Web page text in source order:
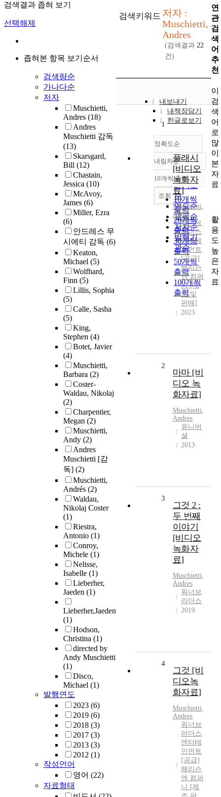
검색결과 좁혀 보기
선택해제
좁혀본 항목 보기순서
검색량순
가나다순
저자
Muschietti,
Andres (18)
Andres
Muschietti 감독
(13)
Skarsgard,
Bill (12)
Chastain,
Jessica (10)
McAvoy,
James (6)
Miller, Ezra
(6)
안드레스 무
시에티 감독 (6)
Keaton,
Michael (5)
Wolfhard,
Finn (5)
Lillis, Sophia
(5)
Calle, Sasha
(5)
King,
Stephen (4)
Botet, Javier
(4)
Muschietti,
Barbara (2)
Coster-
Waldau, Nikolaj
(2)
Charpentier,
Megan (2)
Muschietti,
Andy (2)
Andres
Muschietti [감
독] (2)
Muschietti,
Andrés (2)
Waldau,
Nikolaj Coster
(1)
Riestra,
Antonio (1)
Conroy,
Michele (1)
Nelisse,
Isabelle (1)
Lieberher,
Jaeden (1)
Lieberher,Jaeden
(1)
Hodson,
Christina (1)
directed by
Andy Muschietti
(1)
Disco,
Michael (1)
발행연도
2023 (6)
2019 (6)
2018 (3)
2017 (3)
2013 (3)
2012 (1)
작성언어
영어 (22)
자료형태
검색키워드 저자 :
Muschietti,
Andres
(검색결과 22
건)
내보내기
내책장담기
한글로보기
정확도순
정확도
순
인기도
순
연도순
제목순
저자순
발행기
관순
내림차순
내림차순
10개씩 출력
10개씩
출력
20개씩
출력
30개씩
출력
50개씩
출력
100개씩
출력
조회
1
플래시
[비디오
녹화자
료]
Muschietti,
Andy
워너브
러더스
엔터테
인먼트
[공급]
해리슨
앤 컴퍼
니 [제
조 및
판매]
2023
2
마마 [비
디오 녹
화자료]
Muschietti,
Andres
유니버
셜
2013
3
그것 2 :
두 번째
이야기
[비디오
녹화자
료]
Muschietti,
Andres
워너브
라더스
2019
4
그것 [비
디오녹
화자료]
Muschietti,
Andres
워너브
러더스
엔터테
인먼트
[공급]
해리슨
앤 컴퍼
니 [제
연
관
검
색
어
추
천
이
검
색
어
로
많
이
본
자
료
활
용
도
높
은
자
료